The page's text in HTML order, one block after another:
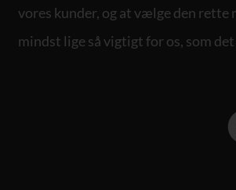
vores kunder, og at vælge den rette
mindst lige så vigtigt for os, som